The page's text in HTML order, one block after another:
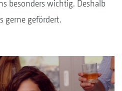
besonders wichtig. Deshalb
gerne gefördert.